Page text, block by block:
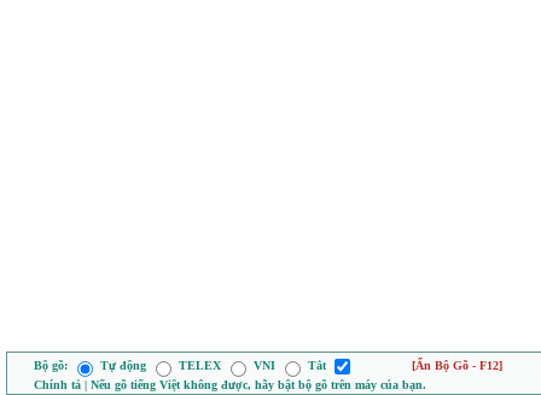
Bộ gõ: Tự động TELEX VNI Tắt
[Ẩn Bộ Gõ - F12]
Chính tả | Nếu gõ tiếng Việt không được, hãy bật bộ gõ trên máy của bạn.